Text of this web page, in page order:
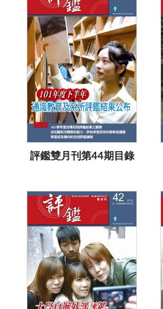
評鑑雙月刊第44期目錄